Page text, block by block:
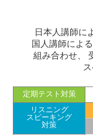
日本人講師に
国人講師によ
組み合わせ、
定期テスト対策
リスニング
スピーキング
対策